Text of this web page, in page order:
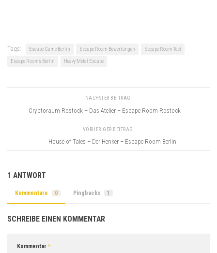
Tags: Escape Game Berlin Escape Room Bewertungen
Escape Room Test
Escape Rooms Berlin
Heavy Metal Escape
NÄCHSTER BEITRAG
Cryptoraum Rostock – Das Atelier – Escape Room Rostock
VORHERIGER BEITRAG
House of Tales – Der Henker – Escape Room Berlin
1 ANTWORT
Kommentare 0 Pingbacks 1
SCHREIBE EINEN KOMMENTAR
Kommentar*